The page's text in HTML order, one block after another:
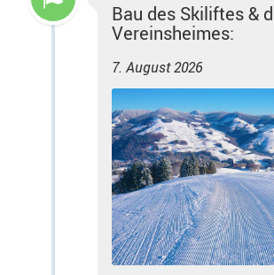
Bau des Skiliftes &
Vereinsheimes:
7. August 2026